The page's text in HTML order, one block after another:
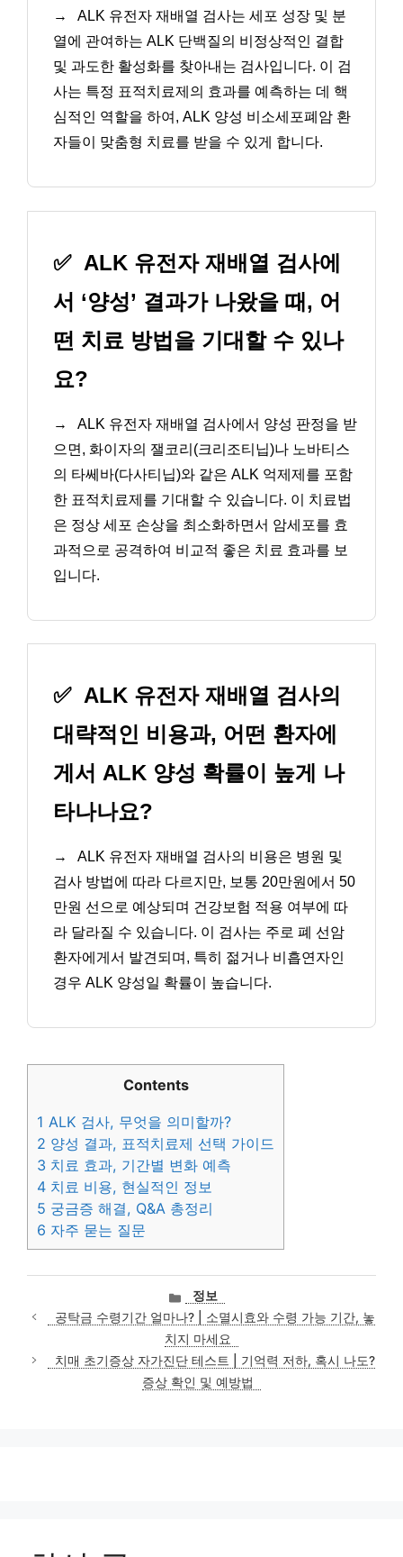
→
ALK 유전자 재배열 검사는 세포 성장 및 분
열에 관여하는 ALK 단백질의 비정상적인 결합
및 과도한 활성화를 찾아내는 검사입니다. 이 검
사는 특정 표적치료제의 효과를 예측하는 데 핵
심적인 역할을 하여, ALK 양성 비소세포폐암 환
자들이 맞춤형 치료를 받을 수 있게 합니다.
✅ ALK 유전자 재배열 검사에
서 ‘양성’ 결과가 나왔을 때, 어
떤 치료 방법을 기대할 수 있나
요?
→
ALK 유전자 재배열 검사에서 양성 판정을 받
으면, 화이자의 잴코리(크리조티닙)나 노바티스
의 타쎄바(다사티닙)와 같은 ALK 억제제를 포함
한 표적치료제를 기대할 수 있습니다. 이 치료법
은 정상 세포 손상을 최소화하면서 암세포를 효
과적으로 공격하여 비교적 좋은 치료 효과를 보
입니다.
✅ ALK 유전자 재배열 검사의
대략적인 비용과, 어떤 환자에
게서 ALK 양성 확률이 높게 나
타나나요?
→
ALK 유전자 재배열 검사의 비용은 병원 및
검사 방법에 따라 다르지만, 보통 20만원에서 50
만원 선으로 예상되며 건강보험 적용 여부에 따
라 달라질 수 있습니다. 이 검사는 주로 폐 선암
환자에게서 발견되며, 특히 젊거나 비흡연자인
경우 ALK 양성일 확률이 높습니다.
Contents
1 ALK 검사, 무엇을 의미할까?
2 양성 결과, 표적치료제 선택 가이드
3 치료 효과, 기간별 변화 예측
4 치료 비용, 현실적인 정보
5 궁금증 해결, Q&A 총정리
6 자주 묻는 질문
카
테
고
리
정보
공탁금 수령기간 얼마나? | 소멸시효와 수령 가능 기간, 놓
치지 마세요
치매 초기증상 자가진단 테스트 | 기억력 저하, 혹시 나도?
증상 확인 및 예방법